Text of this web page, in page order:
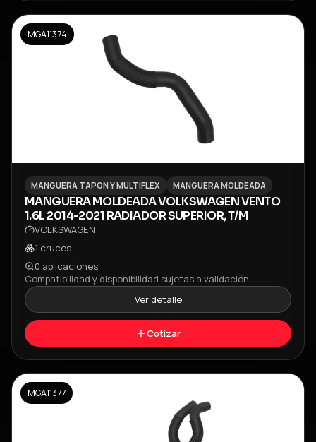
MGA11374
MANGUERA TAPON Y MULTIFLEX MANGUERA MOLDEADA
MANGUERA MOLDEADA VOLKSWAGEN VENTO
1.6L 2014-2021 RADIADOR SUPERIOR, T/M
VOLKSWAGEN
1 cruces
0 aplicaciones
Compatibilidad y disponibilidad sujetas a validación.
Ver detalle
Cotizar
MGA11377